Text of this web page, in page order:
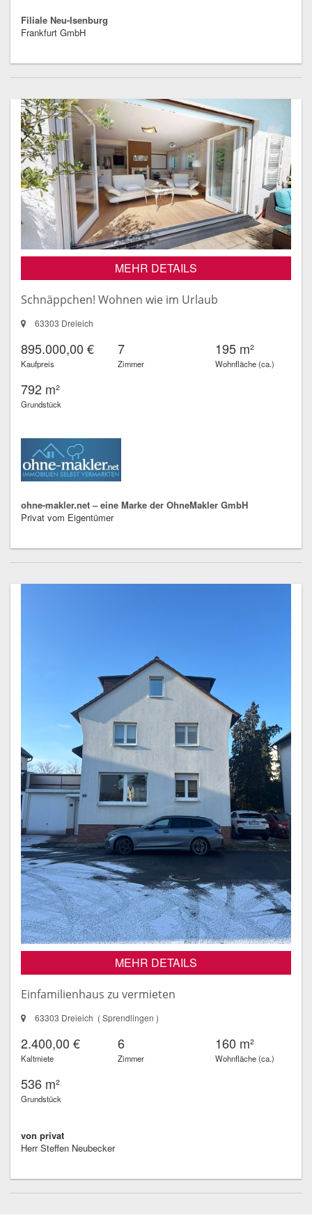
Filiale Neu-Isenburg
Frankfurt GmbH
MEHR DETAILS
Schnäppchen! Wohnen wie im Urlaub
63303 Dreieich
895.000,00 €
Kaufpreis
7
Zimmer
195 m²
Wohnfläche (ca.)
792 m²
Grundstück
ohne-makler.net – eine Marke der OhneMakler GmbH
Privat vom Eigentümer
MEHR DETAILS
Einfamilienhaus zu vermieten
63303 Dreieich ( Sprendlingen )
2.400,00 €
Kaltmiete
6
Zimmer
160 m²
Wohnfläche (ca.)
536 m²
Grundstück
von privat
Herr Steffen Neubecker